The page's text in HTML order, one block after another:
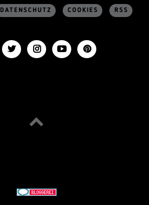
DATENSCHUTZ COOKIES RSS